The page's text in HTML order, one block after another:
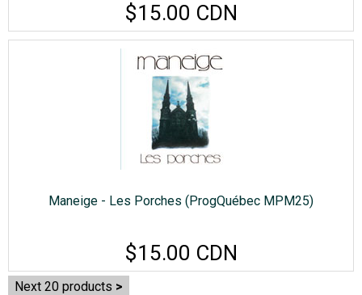
$15.00 CDN
Maneige - Les Porches (ProgQuébec MPM25)
$15.00 CDN
Next 20 products